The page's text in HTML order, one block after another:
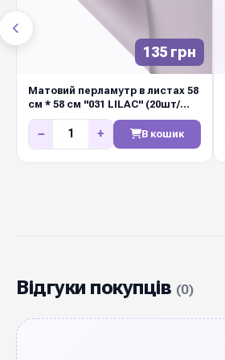
135 грн
Матовий перламутр в листах 58
см * 58 см "031 LILAC" (20шт/
упак)
− + В кошик
Відгуки покупців (0)